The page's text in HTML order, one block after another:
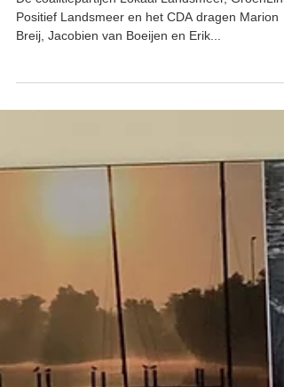
beoogd wethouders bekend.
De coalitiepartijen Lokaal Landsmeer,
Breij, Jacobien van Boeijen en Erik...